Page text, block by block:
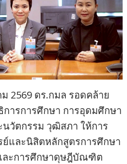
2569 ดร.กมล รอดคล้าย
ารการศึกษา การอุดมศึกษา
วัตกรรม วุฒิสภา ให้การ
และนิสิตหลักสูตรการศึกษา
ะการศึกษาดุษฎีบัณฑิต